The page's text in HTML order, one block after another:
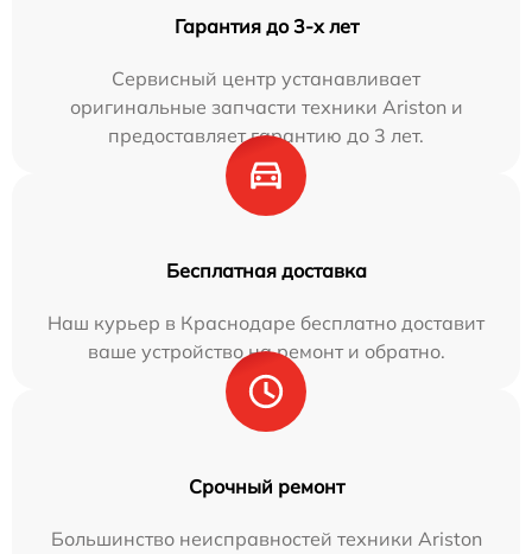
Гарантия до 3-х лет
Сервисный центр устанавливает
оригинальные запчасти техники Ariston и
предоставляет гарантию до 3 лет.
Бесплатная доставка
Наш курьер в Краснодаре бесплатно доставит
ваше устройство на ремонт и обратно.
Срочный ремонт
Большинство неисправностей техники Ariston